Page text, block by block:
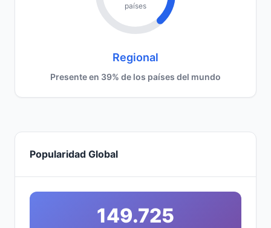
países
Regional
Presente en 39% de los países del mundo
Popularidad Global
149.725